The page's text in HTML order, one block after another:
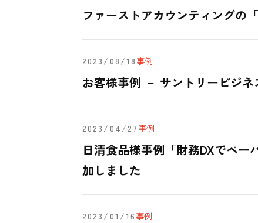
ファーストアカウンティングの
2023/08/18 事例
お客様事例 － サントリービジ
2023/04/27 事例
日清食品様事例「財務DXでペ
加しました
2023/01/16 事例